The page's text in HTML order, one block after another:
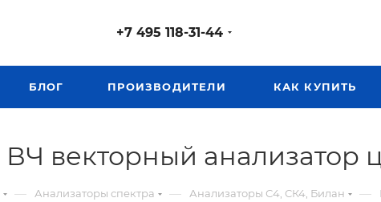
+7 495 118-31-44
БЛОГ ПРОИЗВОДИТЕЛИ КАК КУПИТЬ
векторный анализатор
— Анализаторы спектра — Анализаторы С4, СК4, Билан —